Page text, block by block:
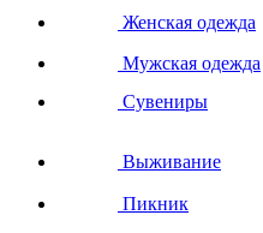
Женская одежда
Мужская одежда
Сувениры
Выживание
Пикник